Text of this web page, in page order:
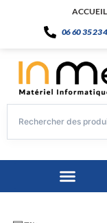
ACCUEIL
06 60 35 23